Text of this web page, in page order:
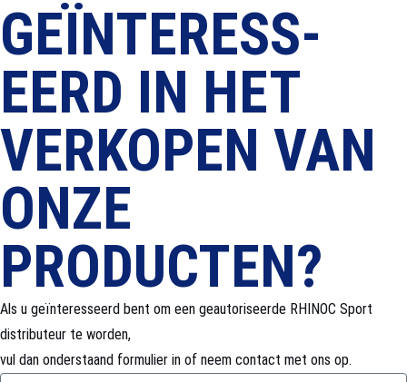
GEÏNTERESS­
EERD IN HET
VERKOPEN VAN
ONZE
PRODUCTEN?
Als u geïnteresseerd bent om een geautoriseerde RHINOC Sport
distributeur te worden,
vul dan onderstaand formulier in of neem contact met ons op.